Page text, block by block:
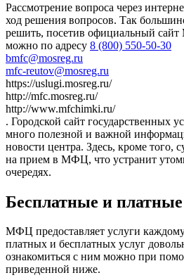
Рассмотрение вопроса через
ход решения вопросов. Так
решить, посетив официальный
можно по адресу 8 (800) 550-50-30
bmfc@mosreg.ru
mfc-reutov@mosreg.ru
https://uslugi.mosreg.ru/
http://mfc.mosreg.ru/
http://www.mfchimki.ru/
. Городской сайт государственных
много полезной и важной
новости центра. Здесь, кроме того,
на прием в МФЦ, что устранит
очередях.
Бесплатные и
МФЦ предоставляет услуги
платных и бесплатных услуг
ознакомиться с ним можно при
приведенной ниже.